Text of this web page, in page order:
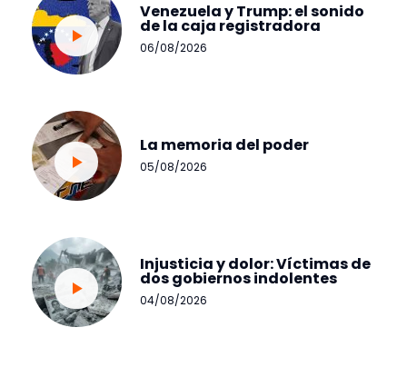
Venezuela y Trump: el sonido
de la caja registradora
06/08/2026
La memoria del poder
05/08/2026
Injusticia y dolor: Víctimas de
dos gobiernos indolentes
04/08/2026